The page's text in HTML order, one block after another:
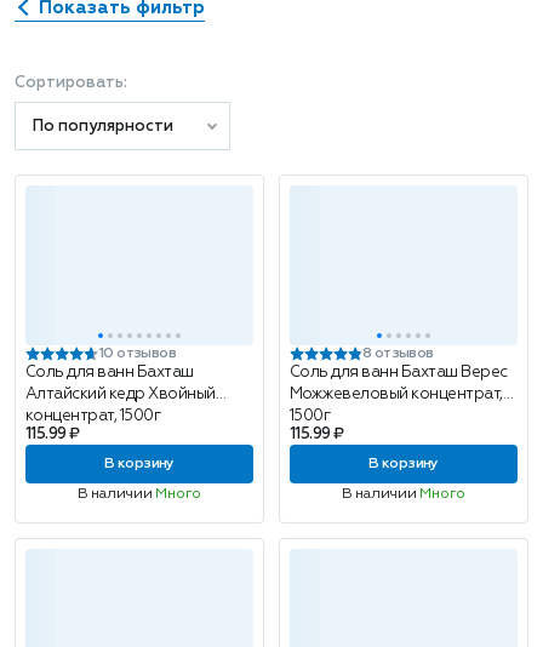
Показать фильтр
Сортировать:
По популярности
10 отзывов
Соль для ванн Бахташ
Алтайский кедр Хвойный
концентрат, 1500г
115.99 ₽
В корзину
В наличии Много
8 отзывов
Соль для ванн Бахташ Верес
Можжевеловый концентрат,
1500г
115.99 ₽
В корзину
В наличии Много